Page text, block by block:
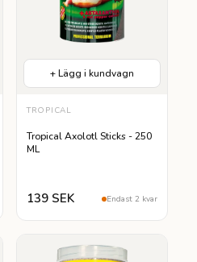
+ Lägg i kundvagn
TROPICAL
Tropical Axolotl Sticks - 250
ML
139 SEK Endast 2 kvar